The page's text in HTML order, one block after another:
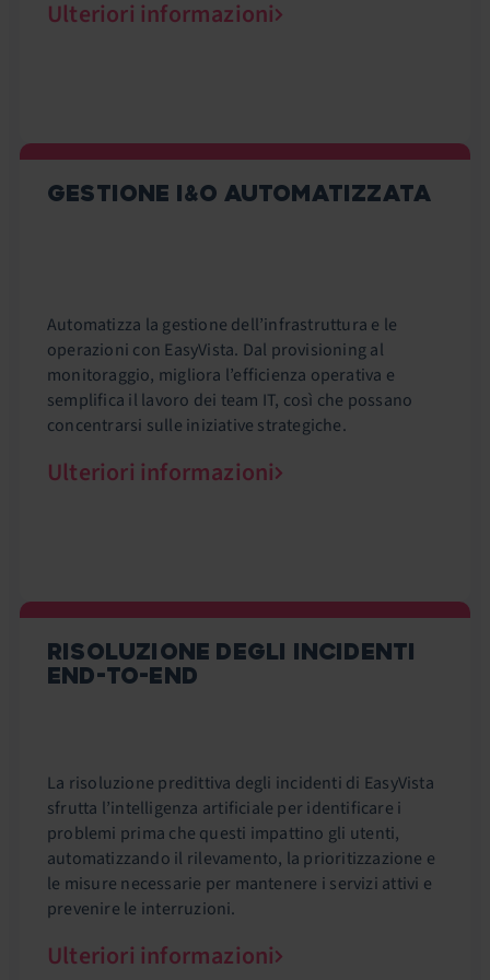
Ulteriori informazioni
GESTIONE I&O AUTOMATIZZATA
Automatizza la gestione dell’infrastruttura e le
operazioni con EasyVista. Dal provisioning al
monitoraggio, migliora l’efficienza operativa e
semplifica il lavoro dei team IT, così che possano
concentrarsi sulle iniziative strategiche.
Ulteriori informazioni
RISOLUZIONE DEGLI INCIDENTI
END-TO-END
La risoluzione predittiva degli incidenti di EasyVista
sfrutta l’intelligenza artificiale per identificare i
problemi prima che questi impattino gli utenti,
automatizzando il rilevamento, la prioritizzazione e
le misure necessarie per mantenere i servizi attivi e
prevenire le interruzioni.
Ulteriori informazioni